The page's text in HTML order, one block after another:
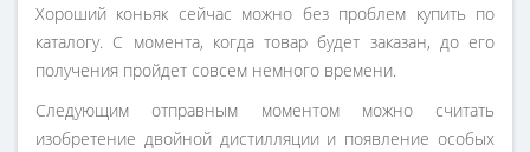
Хороший коньяк сейчас можно без проблем купить по
каталогу. С момента, когда товар будет заказан, до его
получения пройдет совсем немного времени.
Следующим отправным моментом можно считать
изобретение двойной дистилляции и появление особых